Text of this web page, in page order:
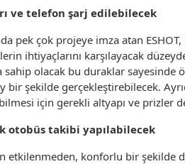
ve telefon şarj edilebilecek
pek çok projeye imza atan
ihtiyaçlarını karşılayacak
sahip olacak bu duraklar sayesinde
bir şekilde gerçekleştirebilecek.
için gerekli altyapı ve prizler
otobüs takibi yapılabilecek
etkilenmeden, konforlu bir şekilde